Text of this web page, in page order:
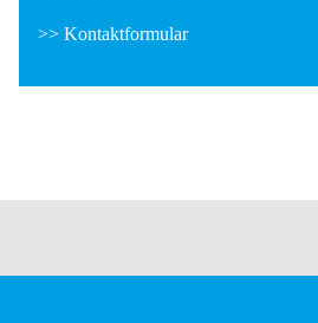
>> Kontaktformular